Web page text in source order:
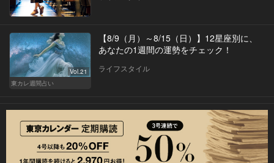
Vol.21
東カレ週間占い
【8/9（月）～8/15（日）】12星座別に、
あなたの1週間の運勢をチェック！
ライフスタイル